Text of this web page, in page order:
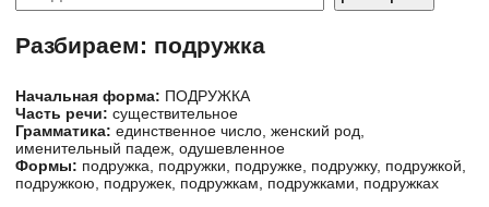
Разбираем: подружка
Начальная форма: ПОДРУЖКА
Часть речи: существительное
Грамматика: единственное число, женский род,
именительный падеж, одушевленное
Формы: подружка, подружки, подружке, подружку, подружкой,
подружкою, подружек, подружкам, подружками, подружках